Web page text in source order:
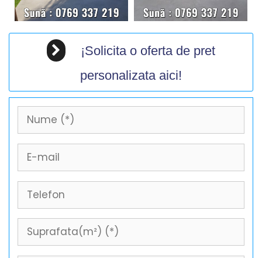
¡Solicita o oferta de pret
personalizata aici!